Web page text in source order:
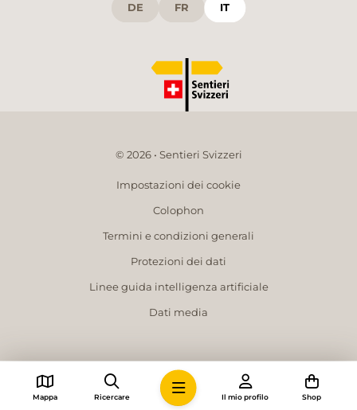
DE FR IT
© 2026 • Sentieri Svizzeri
Impostazioni dei cookie
Colophon
Termini e condizioni generali
Protezioni dei dati
Linee guida intelligenza artificiale
Dati media
Mappa Ricercare Il mio profilo Shop